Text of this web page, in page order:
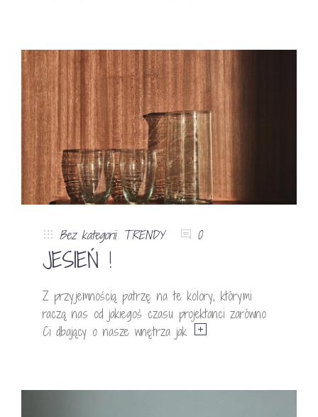
Bez kategorii, TRENDY 0
JESIEŃ !
Z przyjemnością patrzę na te kolory, którymi
raczą nas od jakiegoś czasu projektanci zarówno
Ci dbający o nasze wnętrza jak